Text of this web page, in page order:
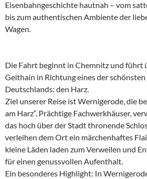
Eisenbahngeschichte hautnah – vom
bis zum authentischen Ambiente der
Wagen.
Die Fahrt beginnt in Chemnitz und führt
Geithain in Richtung eines der
Deutschlands: den Harz.
Ziel unserer Reise ist Wernigerode, die
am Harz“. Prächtige Fachwerkhäuser,
das hoch über der Stadt thronende
verleihen dem Ort ein märchenhaftes
kleine Läden laden zum Verweilen und
für einen genussvollen Aufenthalt.
Ein besonderes Highlight: In